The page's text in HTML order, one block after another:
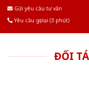
Gửi yêu cầu tư vấn
Yêu cầu gọi lại (3 phút)
ĐỐI